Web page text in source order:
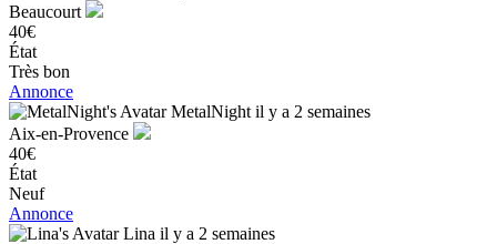
Beaucourt
40€
État
Très bon
Annonce
MetalNight il y a 2 semaines
Aix-en-Provence
40€
État
Neuf
Annonce
Lina il y a 2 semaines